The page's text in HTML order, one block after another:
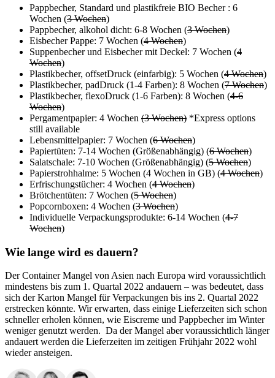
Pappbecher, Standard und plastikfreie BIO Becher : 6
Wochen (3 Wochen)
Pappbecher, alkohol dicht: 6-8 Wochen (3 Wochen)
Eisbecher Pappe: 7 Wochen (4 Wochen)
Suppenbecher und Eisbecher mit Deckel: 7 Wochen (4
Wochen)
Plastikbecher, offsetDruck (einfarbig): 5 Wochen (4 Wochen)
Plastikbecher, padDruck (1-4 Farben): 8 Wochen (7 Wochen)
Plastikbecher, flexoDruck (1-6 Farben): 8 Wochen (4-6
Wochen)
Pergamentpapier: 4 Wochen (3 Wochen) *Express options
still available
Lebensmittelpapier: 7 Wochen (6 Wochen)
Papiertüten: 7-14 Wochen (Größenabhängig) (6 Wochen)
Salatschale: 7-10 Wochen (Größenabhängig) (5 Wochen)
Papierstrohhalme: 5 Wochen (4 Wochen in GB) (4 Wochen)
Erfrischungstücher: 4 Wochen (4 Wochen)
Brötchentüten: 7 Wochen (5 Wochen)
Popcornboxen: 4 Wochen (3 Wochen)
Individuelle Verpackungsprodukte: 6-14 Wochen (4-7
Wochen)
Wie lange wird es dauern?
Der Container Mangel von Asien nach Europa wird voraussichtlich
mindestens bis zum 1. Quartal 2022 andauern – was bedeutet, dass
sich der Karton Mangel für Verpackungen bis ins 2. Quartal 2022
erstrecken könnte. Wir erwarten, dass einige Lieferzeiten sich schon
schneller erholen können, wie Eiscreme und Pappbecher im Winter
weniger genutzt werden. Da der Mangel aber voraussichtlich länger
andauert werden die Lieferzeiten im zeitigen Frühjahr 2022 wohl
wieder ansteigen.